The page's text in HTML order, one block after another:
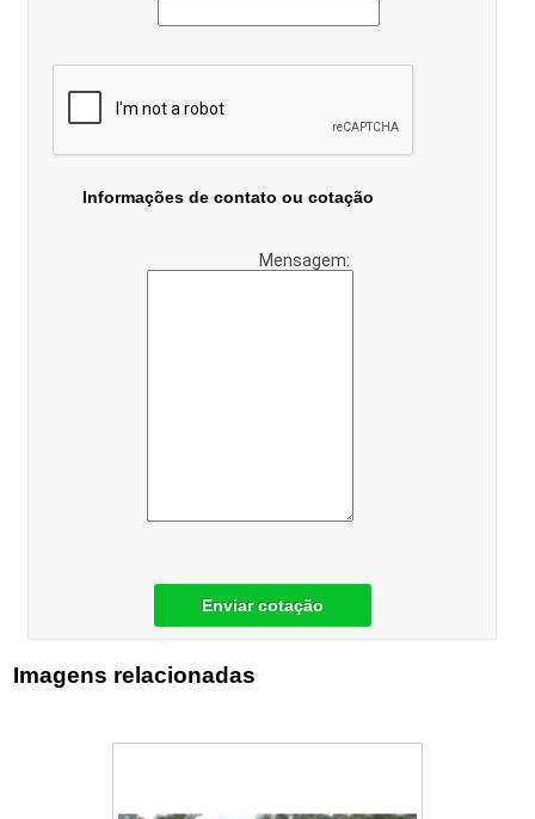
Informações de contato ou cotação
Mensagem:
Enviar cotação
Imagens relacionadas